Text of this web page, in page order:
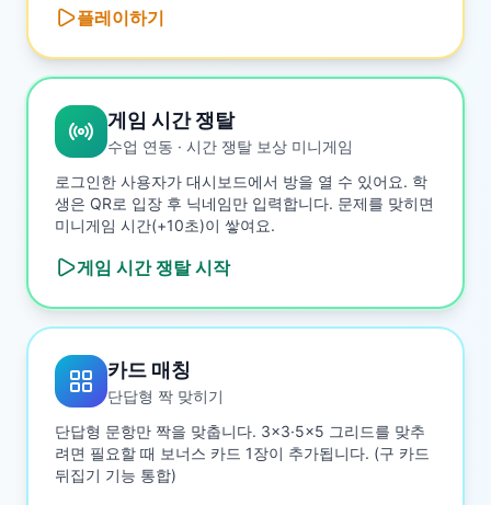
플레이하기
게임 시간 쟁탈
수업 연동 · 시간 쟁탈 보상 미니게임
로그인한 사용자가 대시보드에서 방을 열 수 있어요. 학
생은 QR로 입장 후 닉네임만 입력합니다. 문제를 맞히면
미니게임 시간(+10초)이 쌓여요.
게임 시간 쟁탈시작
카드 매칭
단답형 짝 맞히기
단답형 문항만 짝을 맞춥니다. 3×3·5×5 그리드를 맞추
려면 필요할 때 보너스 카드 1장이 추가됩니다. (구 카드
뒤집기 기능 통합)